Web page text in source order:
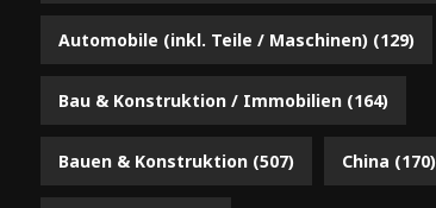
Automobile (inkl. Teile / Maschinen) (129)
Bau & Konstruktion / Immobilien (164)
Bauen & Konstruktion (507) China (170)